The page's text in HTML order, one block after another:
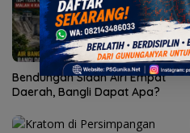
Bendungan Sidan Airi Empat
Daerah, Bangli Dapat Apa?